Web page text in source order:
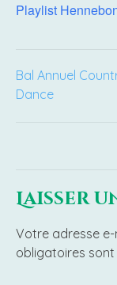
Playlist
Bal Annuel
Dance
Laisser
Votre adresse e-
obligatoires